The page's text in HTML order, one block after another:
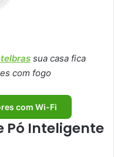
sua casa fica
com fogo
com Wi-Fi
Pó Inteligente